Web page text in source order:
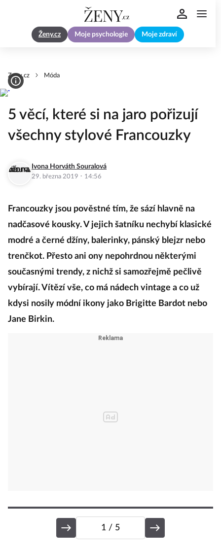
Ženy.cz Moje psychologie Moje zdraví
Zeny.cz Móda
5 věcí, které si na jaro pořizují
všechny stylové Francouzky
Ivona Horváth Souralová
29. března 2019 · 14:56
Francouzky jsou pověstné tím, že sází hlavně na
nadčasové kousky. V jejich šatníku nechybí klasické
modré a černé džíny, balerinky, pánský blejzr nebo
trenčkot. Přesto ani ony nepohrdnou některými
současnými trendy, z nichž si samozřejmě pečlivě
vybírají. Vítězí vše, co má nádech vintage a co už
kdysi nosily módní ikony jako Brigitte Bardot nebo
Jane Birkin.
1 / 5